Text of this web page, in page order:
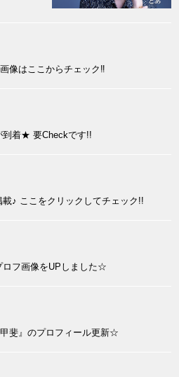
像はここからチェック‼
到着★ 要Checkです!!
載♪ ここをクリックしてチェック!!
ロフ画像をUPしました☆
斐』のプロフィール更新☆